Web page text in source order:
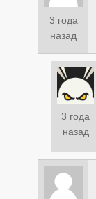
3 года
назад
3 года
назад